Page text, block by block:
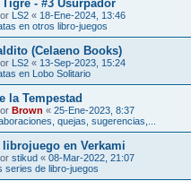
- #3 Usurpador
LS2 « 18-Ene-2024, 13:46
en otros libro-juegos
(Celaeno Books)
LS2 « 13-Sep-2023, 15:24
en Lobo Solitario
la Tempestad
Brown « 25-Ene-2023, 8:37
quejas, sugerencias,...
en Verkami
stikud « 08-Mar-2022, 21:07
series de libro-juegos